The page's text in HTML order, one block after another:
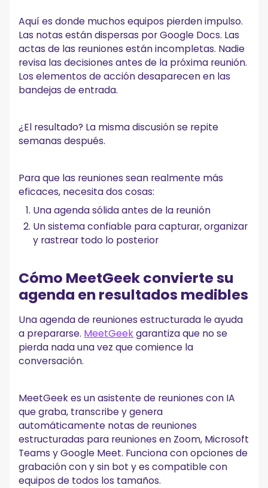
Aquí es donde muchos equipos pierden impulso.
Las notas están dispersas por Google Docs. Las
actas de las reuniones están incompletas. Nadie
revisa las decisiones antes de la próxima reunión.
Los elementos de acción desaparecen en las
bandejas de entrada.
¿El resultado? La misma discusión se repite
semanas después.
Para que las reuniones sean realmente más
eficaces, necesita dos cosas:
Una agenda sólida antes de la reunión
Un sistema confiable para capturar, organizar
y rastrear todo lo posterior
Cómo MeetGeek convierte su
agenda en resultados medibles
Una agenda de reuniones estructurada le ayuda
a prepararse. MeetGeekgarantiza que no se
pierda nada una vez que comience la
conversación.
MeetGeek es un asistente de reuniones con IA
que graba, transcribe y genera
automáticamente notas de reuniones
estructuradas para reuniones en Zoom, Microsoft
Teams y Google Meet. Funciona con opciones de
grabación con y sin bot y es compatible con
equipos de todos los tamaños.